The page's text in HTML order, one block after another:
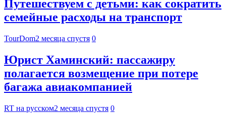
Путешествуем с детьми: как сократить
семейные расходы на транспорт
TourDom2 месяца спустя 0
Юрист Хаминский: пассажиру
полагается возмещение при потере
багажа авиакомпанией
RT на русском2 месяца спустя 0